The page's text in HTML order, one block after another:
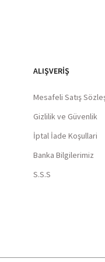
ALIŞVERIŞ
Mesafeli Satış
Gizlilik ve Güvenlik
İptal İade Koşullari
Banka Bilgilerimiz
S.S.S